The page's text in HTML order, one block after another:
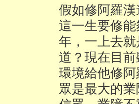
假如修阿羅
這一生要修
年，一上去
道？現在目
環境給他修
眾是最大的